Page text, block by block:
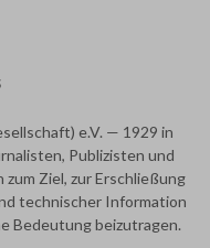
e.V. — 1929 in
Publizisten und
Ziel, zur Erschließung
technischer Information
Bedeutung beizutragen.